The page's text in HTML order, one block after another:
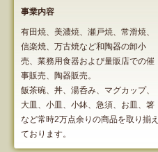
事業内容
有田焼、美濃焼、瀬戸焼、常滑焼、
信楽焼、万古焼など和陶器の卸小
売、業務用食器および量販店での催
事販売、陶器販売。
飯茶碗、丼、湯呑み、マグカップ、
大皿、小皿、小鉢、急須、お皿、箸
など常時2万点余りの商品を取り揃え
ております。